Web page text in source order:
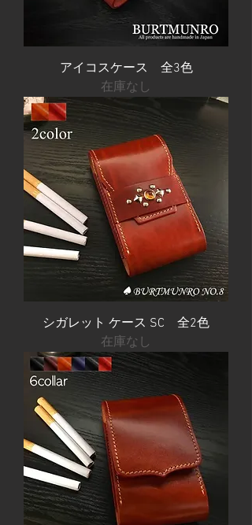
アイコスケース 全3色
在庫なし
シガレット ケース SC 全2色
在庫なし